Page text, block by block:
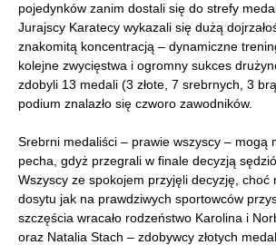
pojedynków zanim dostali się do strefy
Jurajscy Karatecy wykazali się dużą
znakomitą koncentracją – dynamiczne
kolejne zwycięstwa i ogromny sukces
zdobyli 13 medali (3 złote, 7 srebrnych, 3
podium znalazło się czworo zawodników.
Srebrni medaliści – prawie wszyscy – mogą
pecha, gdyż przegrali w finale decyzją
Wszyscy ze spokojem przyjęli decyzję, choć
dosytu jak na prawdziwych sportowców
szczęścia wracało rodzeństwo Karolina i
oraz Natalia Stach – zdobywcy złotych